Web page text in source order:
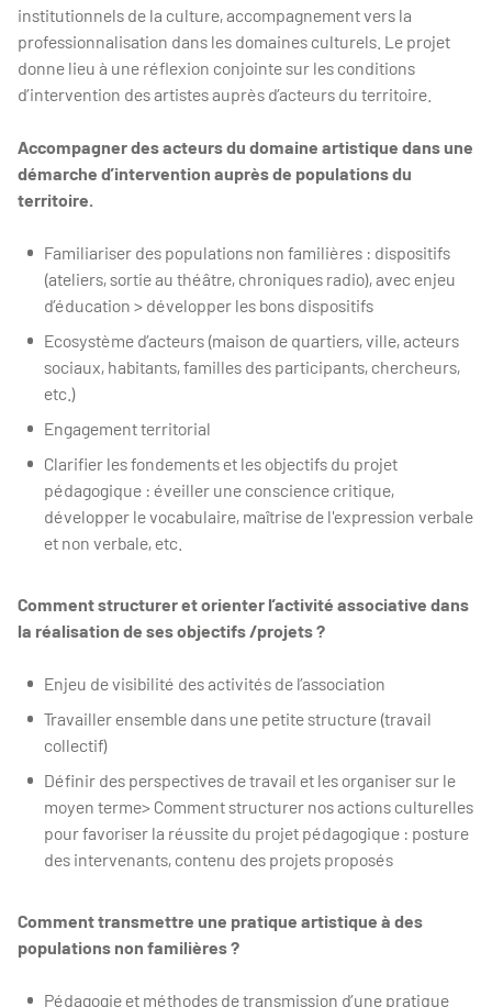
institutionnels de la culture, accompagnement vers la
professionnalisation dans les domaines culturels. Le projet
donne lieu à une réflexion conjointe sur les conditions
d’intervention des artistes auprès d’acteurs du territoire.
Accompagner des acteurs du domaine artistique dans une
démarche d’intervention auprès de populations du
territoire.
Familiariser des populations non familières : dispositifs
(ateliers, sortie au théâtre, chroniques radio), avec enjeu
d’éducation > développer les bons dispositifs
Ecosystème d’acteurs (maison de quartiers, ville, acteurs
sociaux, habitants, familles des participants, chercheurs,
etc.)
Engagement territorial
Clarifier les fondements et les objectifs du projet
pédagogique : éveiller une conscience critique,
développer le vocabulaire, maîtrise de l'expression verbale
et non verbale, etc.
Comment structurer et orienter l’activité associative dans
la réalisation de ses objectifs /projets ?
Enjeu de visibilité des activités de l’association
Travailler ensemble dans une petite structure (travail
collectif)
Définir des perspectives de travail et les organiser sur le
moyen terme> Comment structurer nos actions culturelles
pour favoriser la réussite du projet pédagogique : posture
des intervenants, contenu des projets proposés
Comment transmettre une pratique artistique à des
populations non familières ?
Pédagogie et méthodes de transmission d’une pratique